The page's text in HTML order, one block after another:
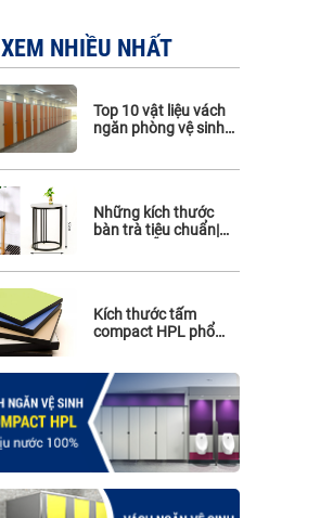
XEM NHIỀU NHẤT
Top 10 vật liệu vách
ngăn phòng vệ sinh
Những kích thước
bàn trà tiêu chuẩn|
Kích thước tấm
compact HPL phổ